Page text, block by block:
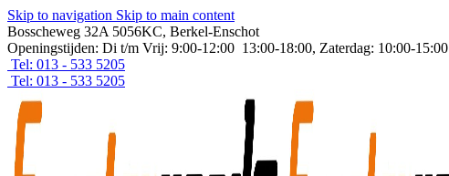
Skip to navigation Skip to main content
Bosscheweg 32A 5056KC, Berkel-Enschot
Openingstijden: Di t/m Vrij: 9:00-12:00 13:00-18:00, Zaterdag: 10:00-15:00
Tel: 013 - 533 5205
Tel: 013 - 533 5205